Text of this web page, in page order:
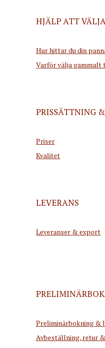
HJÄLP ATT
Hur hittar du din
Varför välja gammalt
PRISSÄTTNING
Priser
Kvalitet
LEVERANS
Leveranser & export
Preliminärbokning &
Avbeställning, retur